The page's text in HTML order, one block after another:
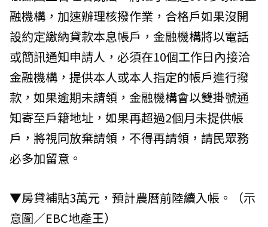
融機構，加速辦理核撥作業，合格戶如果沒開
設約定繳納貸款本息帳戶，金融機構將以電話
或簡訊通知申請人，必須在10個工作日內接洽
金融機構，提供本人或本人指定的帳戶進行撥
款，如果逾期未請領，金融機構會以雙掛號通
知寄至戶籍地址，如果再超過2個月未提供帳
戶，將視同放棄請領，不得再請領，請民眾務
必多加留意。
▼房貸補貼3萬元，預計農曆前陸續入帳。（示
意圖／EBC地產王）